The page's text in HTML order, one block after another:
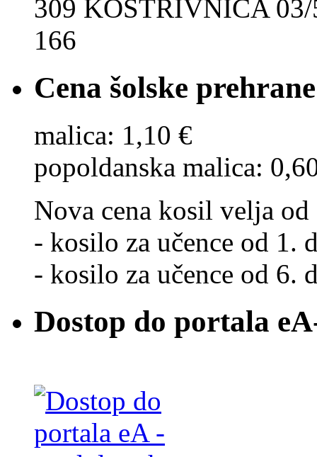
309 KOSTRIVNICA
166
Cena šolske prehrane
malica: 1,10 €
popoldanska malica:
Nova cena kosil velja
- kosilo za učence od 1.
- kosilo za učence od 6.
Dostop do portala